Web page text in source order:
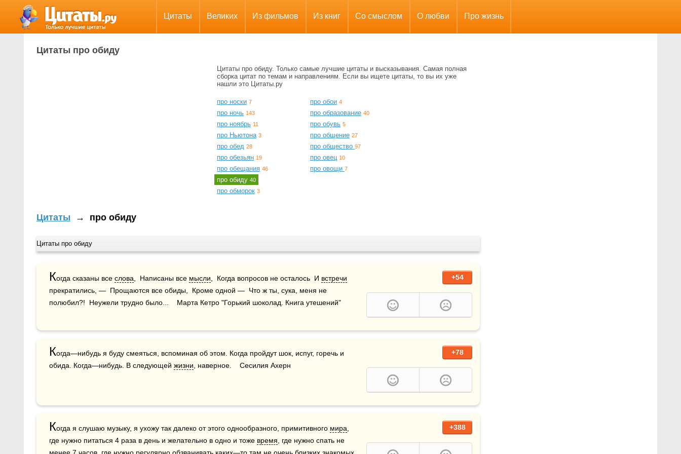
Цитаты Великих Из фильмов Из книг Со смыслом О любви Про жизнь
Цитаты про обиду
Цитаты про обиду. Только самые лучшие цитаты и высказывания. Самая полная
сборка цитат по темам и направлениям. Если вы ищете цитаты, то вы их уже
нашли это Цитаты.ру
про носки 7
про ночь 143
про ноябрь 11
про Ньютона 3
про обед 28
про обезьян 19
про обещания 46
про обиду 40
про обморок 3
про обои 4
про образование 40
про обувь 5
про общение 27
про общество 97
про овец 10
про овощи 7
Цитаты → про обиду
Цитаты про обиду
+54
Когда сказаны все слова ,  Написаны все мысли ,  Когда вопросов не осталось  И встречи
прекратились, —  Прощаются все обиды,  Кроме одной —  Что ж ты, сука, меня не
полюбил?!  Неужели трудно было...    Марта Кетро "Горький шоколад. Книга утешений"
+78
Когда—нибудь я буду смеяться, вспоминая об этом. Когда пройдут шок, испуг, горечь и
обида. Когда—нибудь. В следующей жизни , наверное.    Сесилия Ахерн
+388
Когда я слушаю музыку, я ухожу так далеко от этого однообразного, примитивного мира
где нужно питаться 4 раза в день и желательно в одно и тоже время , где нужно спать не